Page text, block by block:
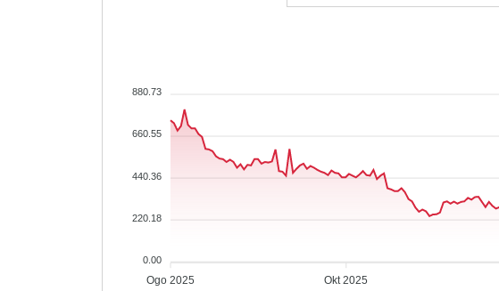
880.73
660.55
440.36
220.18
0.00
Ogo 2025 Okt 2025